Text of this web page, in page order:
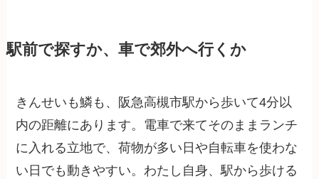
駅前で探すか、車で郊外へ行くか
きんせいも鱗も、阪急高槻市駅から歩いて4分以
内の距離にあります。電車で来てそのままランチ
に入れる立地で、荷物が多い日や自転車を使わな
い日でも動きやすい。わたし自身、駅から歩ける